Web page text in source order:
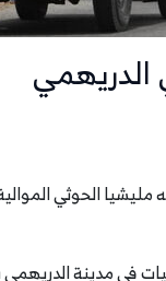
الحوثي
في مدينة